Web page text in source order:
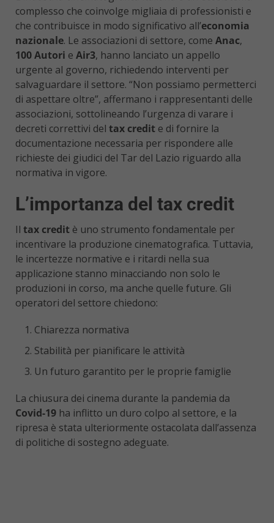
complesso che coinvolge migliaia di professionisti e
che contribuisce in modo significativo all’economia
nazionale. Le associazioni di settore, come Anac,
100 Autori e Air3, hanno lanciato un appello
urgente al governo, richiedendo interventi per
salvaguardare il settore. “Non possiamo permetterci
di aspettare oltre”, affermano i rappresentanti delle
associazioni, sottolineando l’urgenza di varare i
decreti correttivi del tax credit e di fornire la
documentazione necessaria per rispondere alle
richieste dei giudici del Tar del Lazio riguardo alla
normativa in vigore.
L’importanza del tax credit
Il tax credit è uno strumento fondamentale per
incentivare la produzione cinematografica. Tuttavia,
le incertezze normative e i ritardi nella sua
applicazione stanno minacciando non solo le
produzioni in corso, ma anche quelle future. Gli
operatori del settore chiedono:
Chiarezza normativa
Stabilità per pianificare le attività
Un futuro garantito per le proprie famiglie
La chiusura dei cinema durante la pandemia da
Covid-19 ha inflitto un duro colpo al settore, e la
ripresa è stata ulteriormente ostacolata dall’assenza
di politiche di sostegno adeguate.